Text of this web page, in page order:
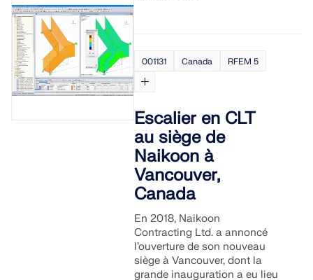
001131 Canada RFEM 5
Escalier en CLT
au siège de
Naikoon à
Vancouver,
Canada
En 2018, Naikoon
Contracting Ltd. a annoncé
l’ouverture de son nouveau
siège à Vancouver, dont la
grande inauguration a eu lieu